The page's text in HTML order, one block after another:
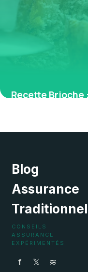
Recette Brioche
Blog
Assurance
Traditionnel
CONSEILS
ASSURANCE
EXPÉRIMENTÉS
f 𝕏 ≋